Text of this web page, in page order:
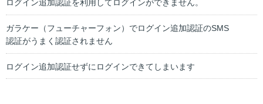
ログイン追加認証を利用してログインができません。
ガラケー（フューチャーフォン）でログイン追加認証のSMS
認証がうまく認証されません
ログイン追加認証せずにログインできてしまいます